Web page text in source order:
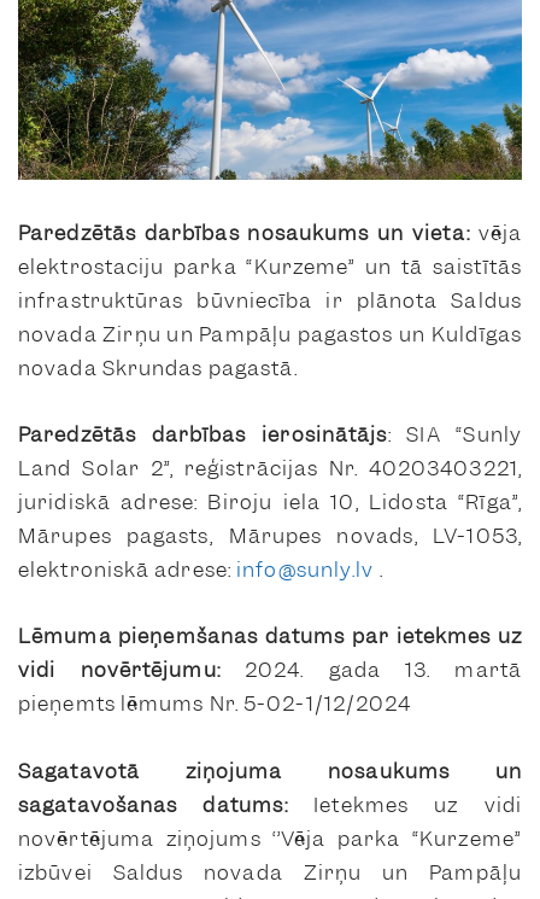
Paredzētās darbības nosaukums un vieta:vēja
elektrostaciju parka “Kurzeme” un tā saistītās
infrastruktūras būvniecība ir plānota Saldus
novada Zirņu un Pampāļu pagastos un Kuldīgas
novada Skrundas pagastā.
Paredzētās darbības ierosinātājs: SIA “Sunly
Land Solar 2”, reģistrācijas Nr. 40203403221,
juridiskā adrese: Biroju iela 10, Lidosta “Rīga”,
Mārupes pagasts, Mārupes novads, LV-1053,
elektroniskā adrese: info@sunly.lv .
Lēmuma pieņemšanas datums par ietekmes uz
vidi novērtējumu: 2024. gada 13. martā
pieņemts lēmums Nr. 5-02-1/12/2024
Sagatavotā ziņojuma nosaukums un
sagatavošanas datums: Ietekmes uz vidi
novērtējuma ziņojums ‘’Vēja parka “Kurzeme”
izbūvei Saldus novada Zirņu un Pampāļu